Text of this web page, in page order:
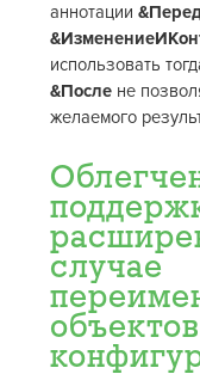
аннотации
использовать
&После не
желаемого
случае
объектов